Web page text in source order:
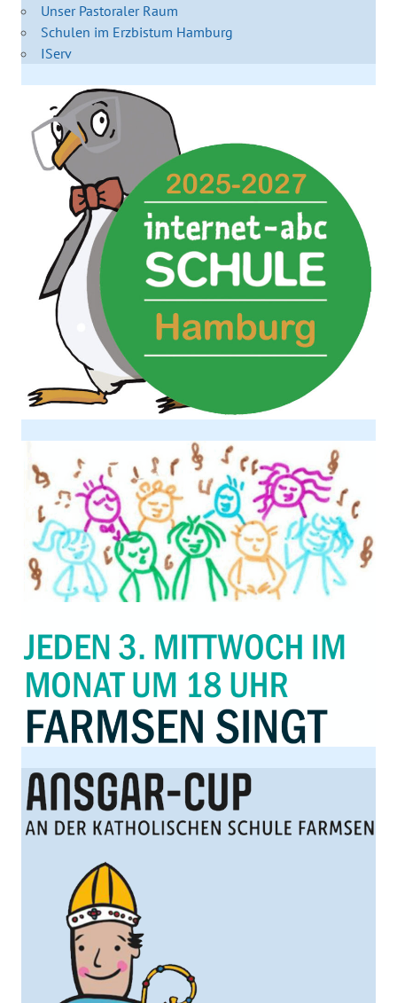
Unser Pastoraler Raum
Schulen im Erzbistum Hamburg
IServ